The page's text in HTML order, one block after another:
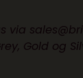
via
Gold og